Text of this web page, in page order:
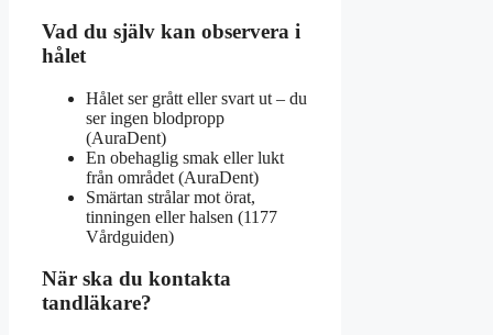
Vad du själv kan observera i
hålet
Hålet ser grått eller svart ut – du
ser ingen blodpropp
(AuraDent)
En obehaglig smak eller lukt
från området (AuraDent)
Smärtan strålar mot örat,
tinningen eller halsen (1177
Vårdguiden)
När ska du kontakta
tandläkare?